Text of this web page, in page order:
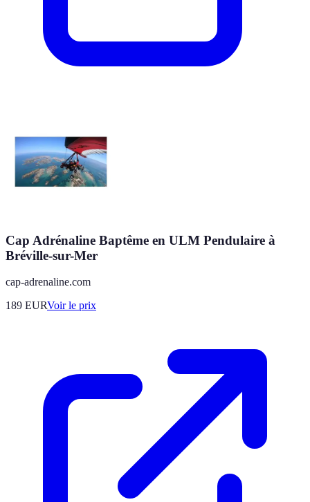
Cap Adrénaline Baptême en ULM Pendulaire à
Bréville-sur-Mer
cap-adrenaline.com
189 EURVoir le prix